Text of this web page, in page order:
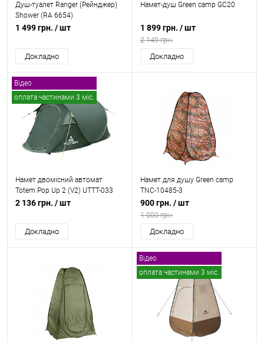
Душ-туалет Ranger (Рейнджер)
Shower (RA 6654)
1 499 грн. / шт
Докладно
Намет-душ Green camp GC20
1 899 грн. / шт
2 149 грн.
Докладно
Відео
оплата частинами 3 міс.
Намет двомісний автомат
Totem Pop Up 2 (V2) UTTT-033
2 136 грн. / шт
Докладно
Намет для душу Green camp
TNC-10485-3
900 грн. / шт
1 000 грн.
Докладно
Відео
оплата частинами 3 міс.